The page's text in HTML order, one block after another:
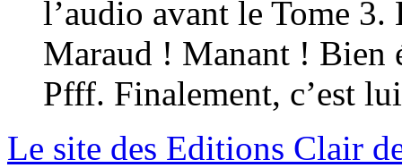
l’audio avant le Tome
Maraud ! Manant ! Bien
Pfff. Finalement, c’est
Le site des Editions Clair